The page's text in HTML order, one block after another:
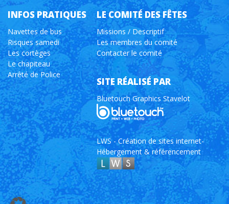
INFOS PRATIQUES
Navettes de bus
Risques samedi
Les cortèges
Le chapiteau
Arrêté de Police
LE COMITÉ DES FÊTES
Missions / Descriptif
Les membres du comité
Contacter le comité
SITE RÉALISÉ PAR
Bluetouch Graphics Stavelot
LWS - Création de sites internet-
Hébergement & référencement